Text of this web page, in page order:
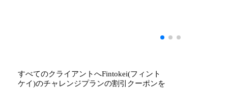
すべてのクライアントへFintokei(フィント
ケイ)のチャレンジプランの割引クーポンを